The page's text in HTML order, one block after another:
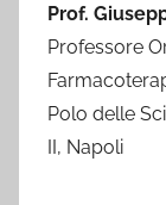
Prof.
Professore
Polo delle
II, Napoli